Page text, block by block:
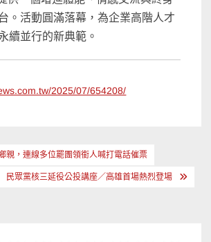
。活動圓滿落幕，為企業高階人才
續並行的新典範。
2025/07/654208/
親，連線多位罷團領銜人喊打電話催票
民眾黨核三延役公投講座／高雄首場熱烈登場